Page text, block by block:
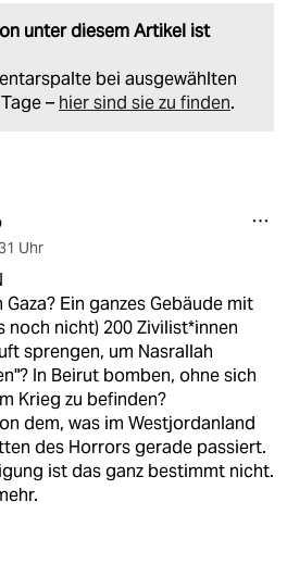
unter diesem Artikel ist
bei ausgewählten
– hier sind sie zu finden.
Uhr
Ein ganzes Gebäude mit
noch nicht) 200 Zivilist*innen
sprengen, um Nasrallah
In Beirut bomben, ohne sich
Krieg zu befinden?
dem, was im Westjordanland
des Horrors gerade passiert.
ist das ganz bestimmt nicht.